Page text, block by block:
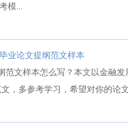
模...
业论文提纲范文样本
范文样本怎么写？本文以金融发
，多参考学习，希望对你的论文